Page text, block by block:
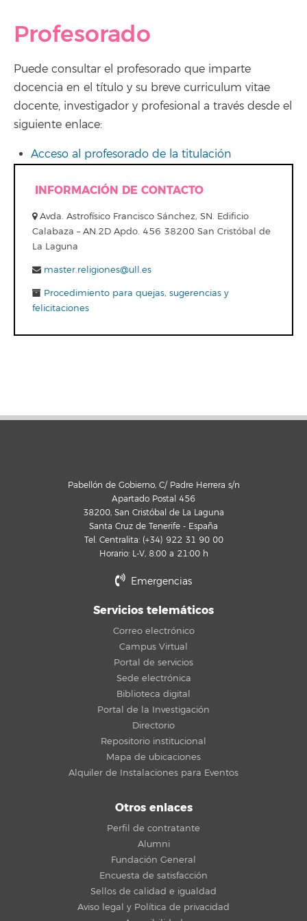
Profesorado
Puede consultar el profesorado que imparte
docencia en el título y su breve curriculum vitae
docente, investigador y profesional a través desde el
siguiente enlace:
Acceso al profesorado de la titulación
INFORMACIÓN DE CONTACTO
Avda. Astrofísico Francisco Sánchez, SN. Edificio
Calabaza – AN.2D Apdo. 456 38200 San Cristóbal de
La Laguna
master.religiones@ull.es
Procedimiento para quejas, sugerencias y
felicitaciones
Pabellón de Gobierno, C/ Padre Herrera s/n
Apartado Postal 456
38200, San Cristóbal de La Laguna
Santa Cruz de Tenerife - España
Tel. Centralita: (+34) 922 31 90 00
Horario: L-V, 8:00 a 21:00 h
Emergencias
Servicios telemáticos
Correo electrónico
Campus Virtual
Portal de servicios
Sede electrónica
Biblioteca digital
Portal de la Investigación
Directorio
Repositorio institucional
Mapa de ubicaciones
Alquiler de Instalaciones para Eventos
Otros enlaces
Perfil de contratante
Alumni
Fundación General
Encuesta de satisfacción
Sellos de calidad e igualdad
Aviso legal y Política de privacidad